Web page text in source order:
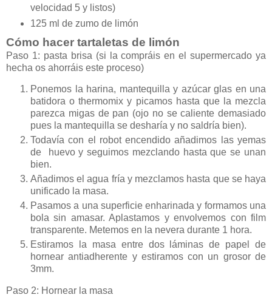
velocidad 5 y listos)
125 ml de zumo de limón
Cómo hacer tartaletas de limón
Paso 1: pasta brisa (si la compráis en el supermercado ya
hecha os ahorráis este proceso)
Ponemos la harina, mantequilla y azúcar glas en una
batidora o thermomix y picamos hasta que la mezcla
parezca migas de pan (ojo no se caliente demasiado
pues la mantequilla se desharía y no saldría bien).
Todavía con el robot encendido añadimos las yemas
de huevo y seguimos mezclando hasta que se unan
bien.
Añadimos el agua fría y mezclamos hasta que se haya
unificado la masa.
Pasamos a una superficie enharinada y formamos una
bola sin amasar. Aplastamos y envolvemos con film
transparente. Metemos en la nevera durante 1 hora.
Estiramos la masa entre dos láminas de papel de
hornear antiadherente y estiramos con un grosor de
3mm.
Paso 2: Hornear la masa